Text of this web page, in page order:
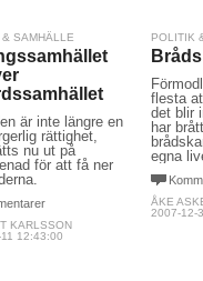
SAMHÄLLE
är inte längre en
rättighet,
nu ut på
för att få ner
KARLSSON
12:43:00
POLITIK
flesta
det blir
har
egna
ÅKE
2007-12-